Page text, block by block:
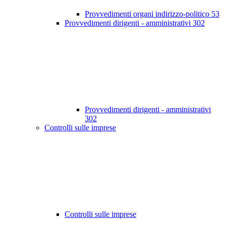
Provvedimenti organi indirizzo-politico 53
Provvedimenti dirigenti - amministrativi 302
Provvedimenti dirigenti - amministrativi
302
Controlli sulle imprese
Controlli sulle imprese